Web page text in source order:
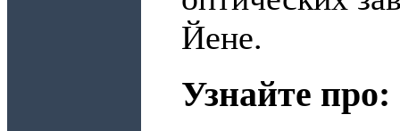
Йене.
Узнайте про: